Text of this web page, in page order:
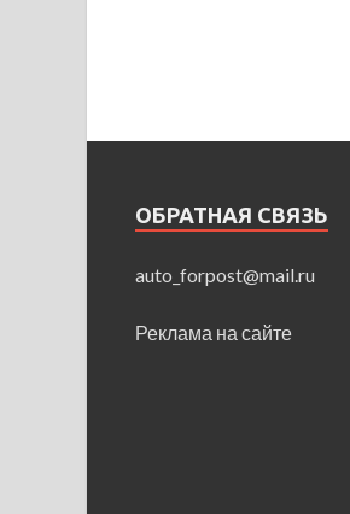
ОБРАТНАЯ СВЯЗЬ
auto_forpost@mail.ru
Реклама на сайте